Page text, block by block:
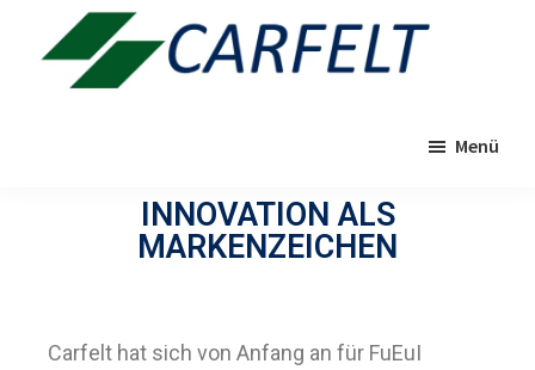
Inhalt
springen
Menü
INNOVATION ALS
MARKENZEICHEN
Carfelt hat sich von Anfang an für FuEuI